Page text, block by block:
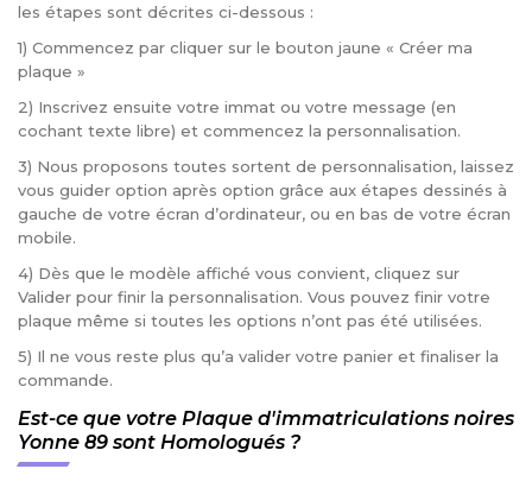
les étapes sont décrites ci-dessous :
1) Commencez par cliquer sur le bouton jaune « Créer ma
plaque »
2) Inscrivez ensuite votre immat ou votre message (en
cochant texte libre) et commencez la personnalisation.
3) Nous proposons toutes sortent de personnalisation, laissez
vous guider option après option grâce aux étapes dessinés à
gauche de votre écran d’ordinateur, ou en bas de votre écran
mobile.
4) Dès que le modèle affiché vous convient, cliquez sur
Valider pour finir la personnalisation. Vous pouvez finir votre
plaque même si toutes les options n’ont pas été utilisées.
5) Il ne vous reste plus qu’a valider votre panier et finaliser la
commande.
Est-ce que votre Plaque d'immatriculations noires
Yonne 89 sont Homologués ?